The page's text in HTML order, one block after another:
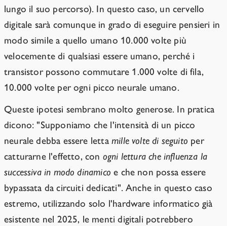
lungo il suo percorso). In questo caso, un cervello
digitale sarà comunque in grado di eseguire pensieri in
modo simile a quello umano 10.000 volte più
velocemente di qualsiasi essere umano, perché i
transistor possono commutare 1.000 volte di fila,
10.000 volte per ogni picco neurale umano.
Queste ipotesi sembrano molto generose. In pratica
dicono: "Supponiamo che l'intensità di un picco
neurale debba essere letta mille volte di seguito per
catturarne l'effetto, con ogni lettura che influenza la
successiva in modo dinamico e che non possa essere
bypassata da circuiti dedicati". Anche in questo caso
estremo, utilizzando solo l'hardware informatico già
esistente nel 2025, le menti digitali potrebbero